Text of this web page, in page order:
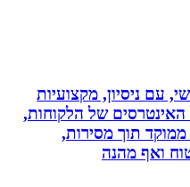
ניסיון, מקצועיות
של הלקוחות,
תוך מסירות,
מהנה